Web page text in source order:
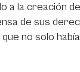
la creación
de sus
no solo